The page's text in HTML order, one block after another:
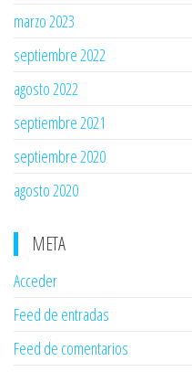
marzo 2023
septiembre 2022
agosto 2022
septiembre 2021
septiembre 2020
agosto 2020
META
Acceder
Feed de entradas
Feed de comentarios